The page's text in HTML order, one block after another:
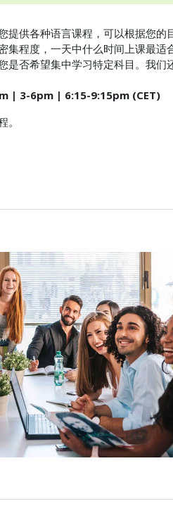
提供各种语言课程，可以根据您的
集程度，一天中什么时间上课最适
是否希望集中学习特定科目。我们
| 3-6pm | 6:15-9:15pm (CET)